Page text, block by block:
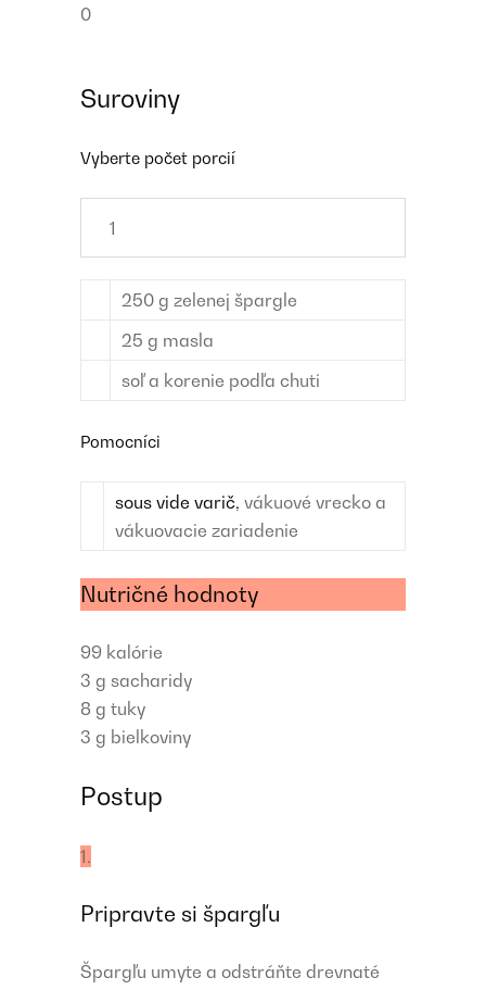
0
Suroviny
Vyberte počet porcií
250 g zelenej špargle
25 g masla
soľ a korenie podľa chuti
Pomocníci
sous vide varič, vákuové vrecko a
vákuovacie zariadenie
Nutričné hodnoty
99 kalórie
3 g sacharidy
8 g tuky
3 g bielkoviny
Postup
1.
Pripravte si špargľu
Špargľu umyte a odstráňte drevnaté